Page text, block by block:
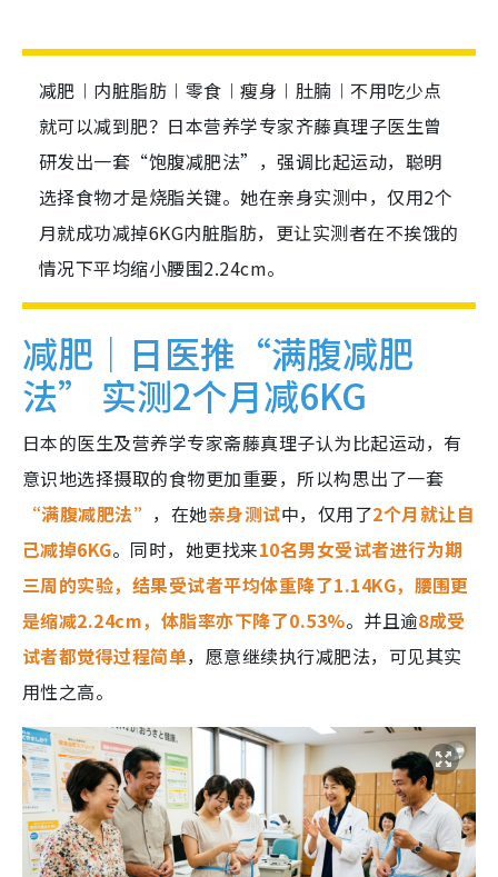
减肥︱内脏脂肪︱零食︱瘦身︱肚腩︱不用吃少点
就可以减到肥？日本营养学专家齐藤真理子医生曾
研发出一套“饱腹减肥法”，强调比起运动，聪明
选择食物才是烧脂关键。她在亲身实测中，仅用2个
月就成功减掉6KG内脏脂肪，更让实测者在不挨饿的
情况下平均缩小腰围2.24cm。
减肥｜日医推“满腹减肥
法” 实测2个月减6KG
日本的医生及营养学专家斋藤真理子认为比起运动，有
意识地选择摄取的食物更加重要，所以构思出了一套
“满腹减肥法” ，在她亲身测试中，仅用了2个月就让自
己减掉6KG。同时，她更找来10名男女受试者进行为期
三周的实验，结果受试者平均体重降了1.14KG，腰围更
是缩减2.24cm，体脂率亦下降了0.53%。并且逾8成受
试者都觉得过程简单，愿意继续执行减肥法，可见其实
用性之高。